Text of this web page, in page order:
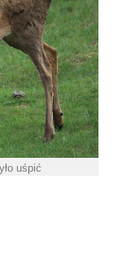
uśpić